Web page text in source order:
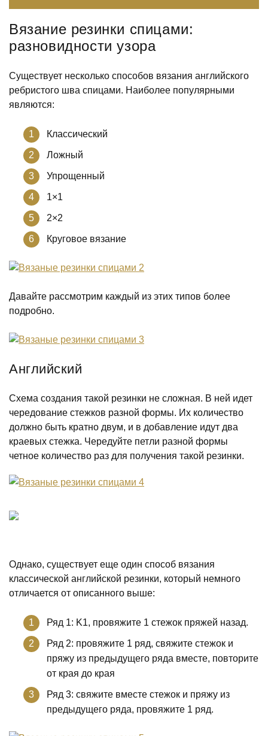
Вязание резинки спицами:
разновидности узора
Существует несколько способов вязания английского
ребристого шва спицами. Наиболее популярными
являются:
Классический
Ложный
Упрощенный
1×1
2×2
Круговое вязание
Давайте рассмотрим каждый из этих типов более
подробно.
Английский
Схема создания такой резинки не сложная. В ней идет
чередование стежков разной формы. Их количество
должно быть кратно двум, и в добавление идут два
краевых стежка. Чередуйте петли разной формы
четное количество раз для получения такой резинки.
Однако, существует еще один способ вязания
классической английской резинки, который немного
отличается от описанного выше:
Ряд 1: K1, провяжите 1 стежок пряжей назад.
Ряд 2: провяжите 1 ряд, свяжите стежок и
пряжу из предыдущего ряда вместе, повторите
от края до края
Ряд 3: свяжите вместе стежок и пряжу из
предыдущего ряда, провяжите 1 ряд.